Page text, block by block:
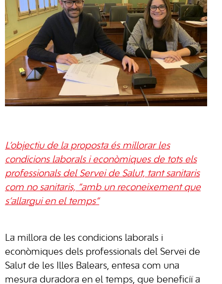
L’objectiu de la proposta és millorar les
condicions laborals i econòmiques de tots els
professionals del Servei de Salut, tant sanitaris
com no sanitaris, “amb un reconeixement que
s’allargui en el temps”
La millora de les condicions laborals i
econòmiques dels professionals del Servei de
Salut de les Illes Balears, entesa com una
mesura duradora en el temps, que beneficiï a